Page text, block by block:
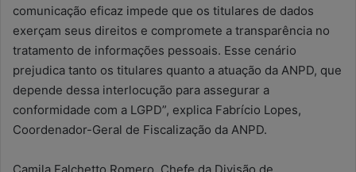
comunicação eficaz impede que os titulares de dados
exerçam seus direitos e compromete a transparência no
tratamento de informações pessoais. Esse cenário
prejudica tanto os titulares quanto a atuação da ANPD, que
depende dessa interlocução para assegurar a
conformidade com a LGPD”, explica Fabrício Lopes,
Coordenador-Geral de Fiscalização da ANPD.
Camila Falchetto Romero, Chefe da Divisão de